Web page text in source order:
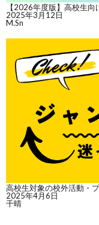
【2026年度版】高校生
2025年3月12日
M.Sn
高校生対象の校外活動・
2025年4月6日
千晴